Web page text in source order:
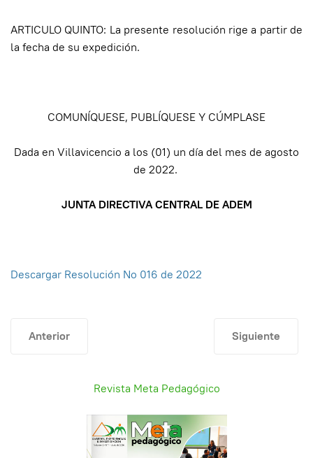
ARTICULO QUINTO: La presente resolución rige a partir de
la fecha de su expedición.
COMUNÍQUESE, PUBLÍQUESE Y CÚMPLASE
Dada en Villavicencio a los (01) un día del mes de agosto
de 2022.
JUNTA DIRECTIVA CENTRAL DE ADEM
Descargar Resolución No 016 de 2022
Artículo anterior: Resolución No. 017
Anterior Artículo
Siguiente
Revista Meta Pedagógico